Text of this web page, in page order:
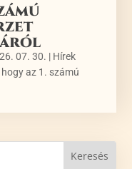
07. 30. | Hírek
az 1. számú